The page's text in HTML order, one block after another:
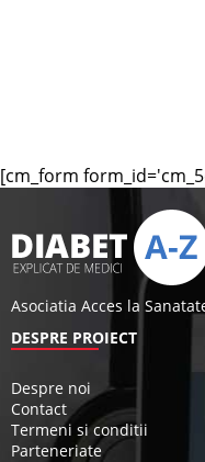
[cm_form
Asociatia Acces la
DESPRE PROIECT
Despre noi
Contact
Termeni si conditii
Parteneriate